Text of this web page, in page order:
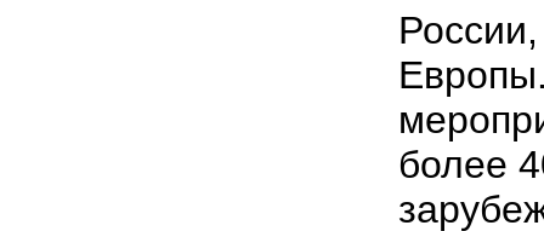
более